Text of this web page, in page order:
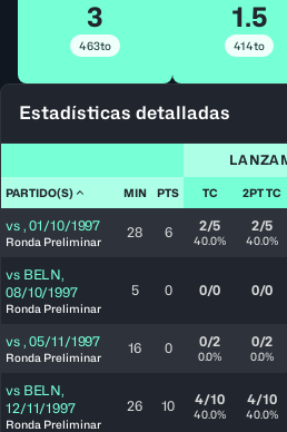
3
463to
1.5
414to
Estadísticas detalladas
PARTIDO(S) MIN PTS TC 2PT TC
vs ,01/10/1997
Ronda Preliminar
28 6 2/5
40.0%
2/5
40.0%
vs BELN,
08/10/1997
Ronda Preliminar
5 0 0/0 0/0
vs ,05/11/1997
Ronda Preliminar
16 0 0/2
0.0%
0/2
0.0%
vs BELN,
12/11/1997
Ronda Preliminar
26 10 4/10
40.0%
4/10
40.0%